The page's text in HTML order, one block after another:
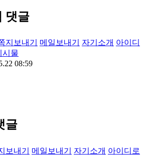
댓글
지보내기 메일보내기 자기소개 아이디
시물
08:59
글
보내기 메일보내기 자기소개 아이디로